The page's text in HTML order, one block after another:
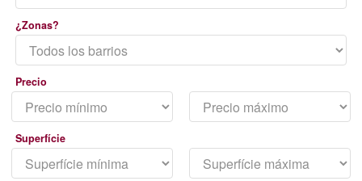
¿Zonas?
Precio
Superfície